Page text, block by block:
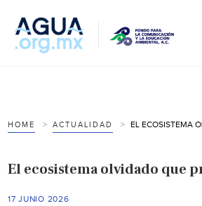
HOME ACTUALIDAD
El ecosistema olvidado que
17 JUNIO 2026